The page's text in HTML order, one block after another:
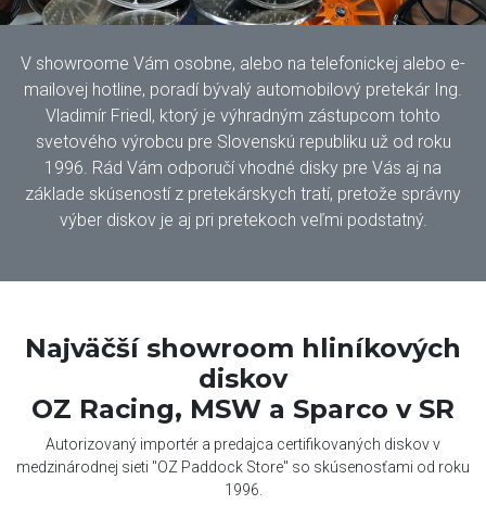
V showroome Vám osobne, alebo na telefonickej alebo e-
mailovej hotline, poradí bývalý automobilový pretekár Ing.
Vladimír Friedl, ktorý je výhradným zástupcom tohto
svetového výrobcu pre Slovenskú republiku už od roku
1996. Rád Vám odporučí vhodné disky pre Vás aj na
základe skúseností z pretekárskych tratí, pretože správny
výber diskov je aj pri pretekoch veľmi podstatný.
Najväčší showroom hliníkových
diskov
OZ Racing, MSW a Sparco v SR
Autorizovaný importér a predajca certifikovaných diskov v
medzinárodnej sieti "OZ Paddock Store" so skúsenosťami od roku
1996.